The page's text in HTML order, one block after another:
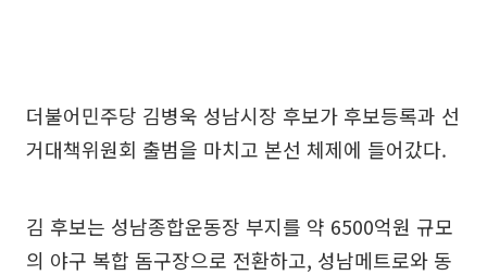
더불어민주당 김병욱 성남시장 후보가 후보등록과 선
거대책위원회 출범을 마치고 본선 체제에 들어갔다.
김 후보는 성남종합운동장 부지를 약 6500억원 규모
의 야구 복합 돔구장으로 전환하고, 성남메트로와 동